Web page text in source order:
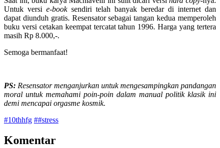
Untuk versi e-booksendiri telah banyak beredar di internet dan
dapat diunduh gratis. Resensator sebagai tangan kedua memperoleh
buku versi cetakan keempat tercatat tahun 1996. Harga yang tertera
masih Rp 8.000,-.
Semoga bermanfaat!
PS: Resensator menganjurkan untuk mengesampingkan pandangan
moral untuk memahami poin-poin dalam manual politik klasik ini
demi mencapai orgasme kosmik.
#10thhfg ##stress
Komentar